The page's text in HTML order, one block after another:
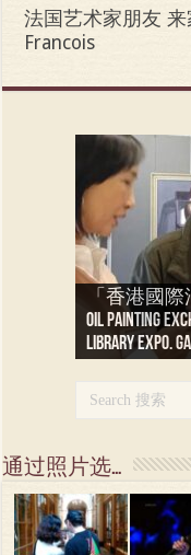
法国艺术家朋友
Francois
「香港國
oil painting
Library Expo.
法国艺术家
Peintre
「香港油
于港 Oil
Expo. Gallery
沙特阿拉伯
Peindre en
布列塔尼【
Bretagne
布列塔尼【
Bretagne
通过照片选…